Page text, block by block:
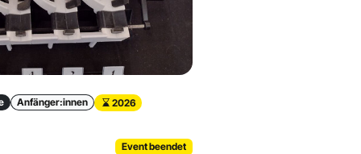
Anfänger:innen 2026
Event beendet